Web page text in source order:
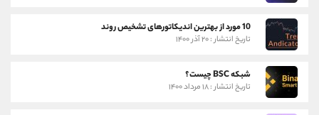
10 مورد از بهترین اندیکاتورهای تشخیص روند
تاریخ انتشار : ۲۰ آذر ۱۴۰۰
شبکه BSC چیست؟
تاریخ انتشار : ۱۸ مرداد ۱۴۰۰